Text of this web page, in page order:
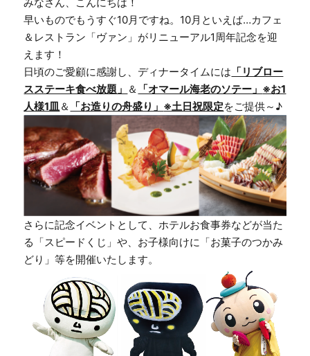
早いものでもうすぐ10月ですね。10月といえば…カフェ
＆レストラン「ヴァン」がリニューアル1周年記念を迎
えます！
日頃のご愛顧に感謝し、ディナータイムには 「リブロー
スステーキ食べ放題」 ＆ 「オマール海老のソテー」 ※お1
人様1皿＆ 「お造りの舟盛り」 ※土日祝限定をご提供～♪
さらに記念イベントとして、ホテルお食事券などが当た
る「スピードくじ」や、お子様向けに「お菓子のつかみ
どり」等を開催いたします。